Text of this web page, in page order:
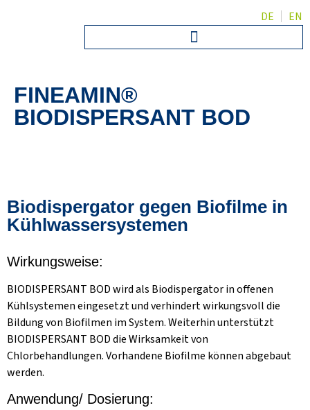
DE EN
FINEAMIN®
BIODISPERSANT BOD
Biodispergator gegen Biofilme in
Kühlwassersystemen
Wirkungsweise:
BIODISPERSANT BOD wird als Biodispergator in offenen
Kühlsystemen eingesetzt und verhindert wirkungsvoll die
Bildung von Biofilmen im System. Weiterhin unterstützt
BIODISPERSANT BOD die Wirksamkeit von
Chlorbehandlungen. Vorhandene Biofilme können abgebaut
werden.
Anwendung/ Dosierung: